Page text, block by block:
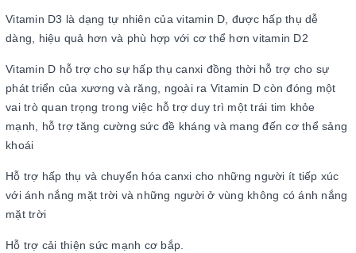
Vitamin D3 là dạng tự nhiên của vitamin D, được hấp thụ dễ
dàng, hiệu quả hơn và phù hợp với cơ thể hơn vitamin D2
Vitamin D hỗ trợ cho sự hấp thụ canxi đồng thời hỗ trợ cho sự
phát triển của xương và răng, ngoài ra Vitamin D còn đóng một
vai trò quan trọng trong việc hỗ trợ duy trì một trái tim khỏe
mạnh, hỗ trợ tăng cường sức đề kháng và mang đến cơ thể sảng
khoái
Hỗ trợ hấp thụ và chuyển hóa canxi cho những người ít tiếp xúc
với ánh nắng mặt trời và những người ở vùng không có ánh nắng
mặt trời
Hỗ trợ cải thiện sức mạnh cơ bắp.